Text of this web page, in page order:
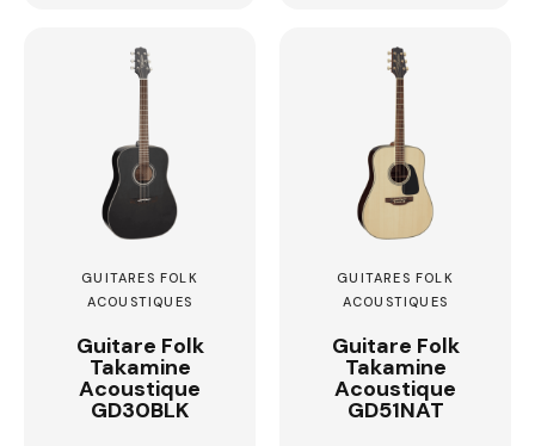
GUITARES FOLK
ACOUSTIQUES
Guitare Folk
Takamine
Acoustique
GD30BLK
GUITARES FOLK
ACOUSTIQUES
Guitare Folk
Takamine
Acoustique
GD51NAT